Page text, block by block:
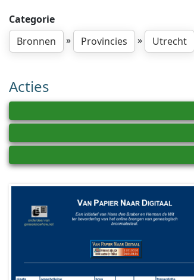
Categorie
Bronnen
» Provincies » Utrecht
Acties